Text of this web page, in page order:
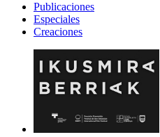
Publicaciones
Especiales
Creaciones